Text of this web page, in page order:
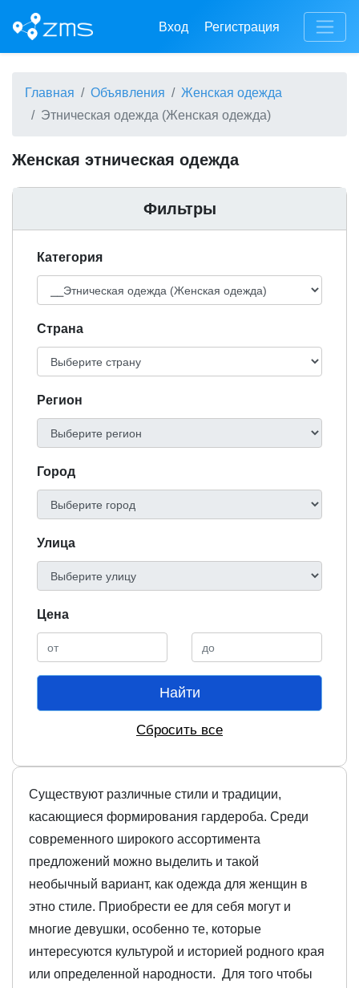
Вход Регистрация
Главная Объявления
Женская одежда
Этническая одежда (Женская одежда)
Женская этническая одежда
Фильтры
Категория
Cтрана
Регион
Город
Улица
Цена
Найти
Сбросить все
Существуют различные стили и традиции,
касающиеся формирования гардероба. Среди
современного широкого ассортимента
предложений можно выделить и такой
необычный вариант, как одежда для женщин в
этно стиле. Приобрести ее для себя могут и
многие девушки, особенно те, которые
интересуются культурой и историей родного края
или определенной народности. Для того чтобы